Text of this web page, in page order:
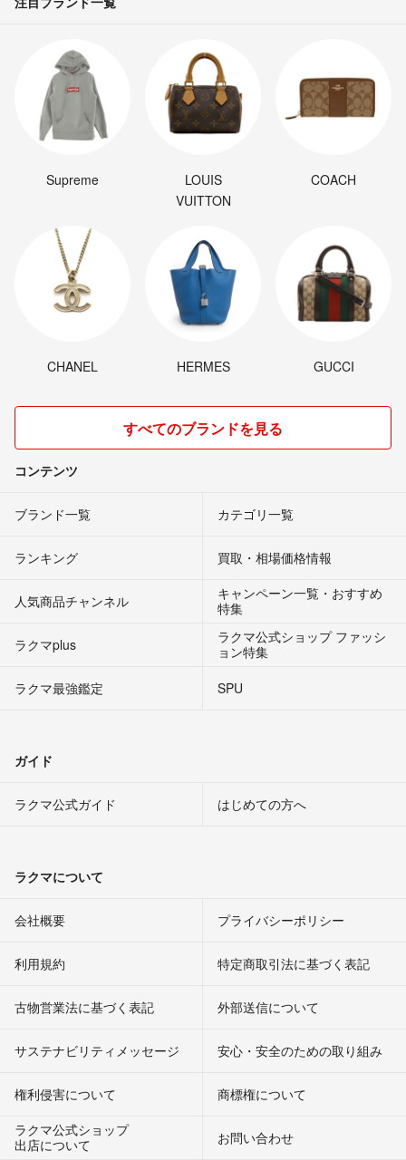
Supreme
LOUIS
VUITTON
COACH
CHANEL HERMES GUCCI
すべてのブランドを見る
コンテンツ
ブランド一覧 カテゴリ一覧
ランキング 買取・相場価格情報
人気商品チャンネル
キャンペーン一覧・おすすめ
特集
ラクマplus
ラクマ公式ショップ ファッシ
ョン特集
ラクマ最強鑑定
SPU
ガイド
ラクマ公式ガイド はじめての方へ
ラクマについて
会社概要 プライバシーポリシー
利用規約 特定商取引法に基づく表記
古物営業法に基づく表記 外部送信について
サステナビリティメッセージ 安心・安全のための取り組み
権利侵害について
商標権について
ラクマ公式ショップ
出店について
お問い合わせ